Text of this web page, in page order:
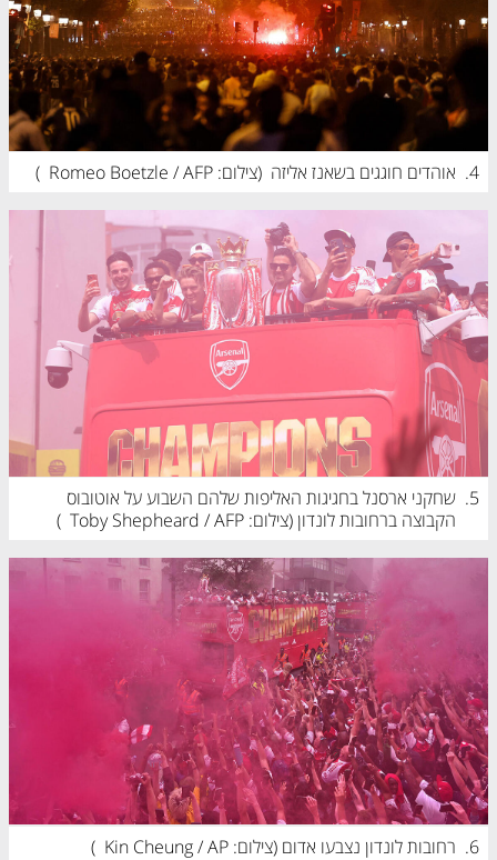
4. אוהדים חוגגים בשאנז אליזה  (צילום: Romeo Boetzle / AFP )
5.
הקבוצה ברחובות לונדון (צילום: Toby Shepheard / AFP )
6. רחובות לונדון נצבעו אדום (צילום: Kin Cheung / AP )